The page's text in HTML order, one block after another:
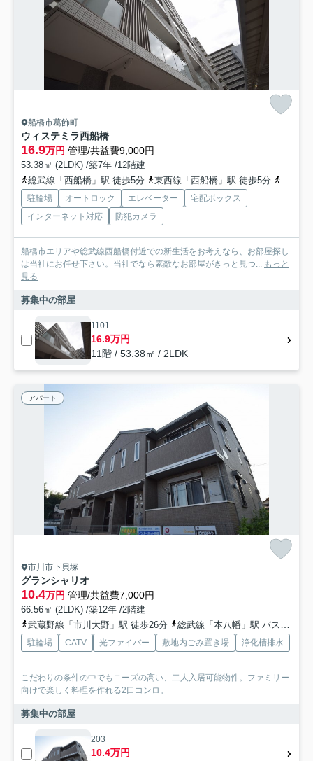
船橋市葛飾町
ウィステミラ西船橋
16.9万円 管理/共益費9,000円
53.38㎡ (2LDK) /築7年 /12階建
総武線「西船橋」駅 徒歩5分
東西線「西船橋」駅 徒歩5分
駐輪場 オートロック エレベーター
宅配ボックス
インターネット対応
防犯カメラ
船橋市エリアや総武線西船橋付近での新生活をお考えなら、お部屋探し
は当社にお任せ下さい。当社でなら素敵なお部屋がきっと見つ... もっと
見る
募集中の部屋
1101
16.9万円
11階 / 53.38㎡ / 2LDK
アパート
市川市下貝塚
グランシャリオ
10.4万円 管理/共益費7,000円
66.56㎡ (2LDK) /築12年 /2階建
武蔵野線「市川大野」駅 徒歩26分
総武線「本八幡」駅 バス12分 「大野中央病院内」 停歩5分
駐輪場 CATV 光ファイバー 敷地内ごみ置き場 浄化槽排水
こだわりの条件の中でもニーズの高い、二人入居可能物件。ファミリー
向けで楽しく料理を作れる2口コンロ。
募集中の部屋
203
10.4万円